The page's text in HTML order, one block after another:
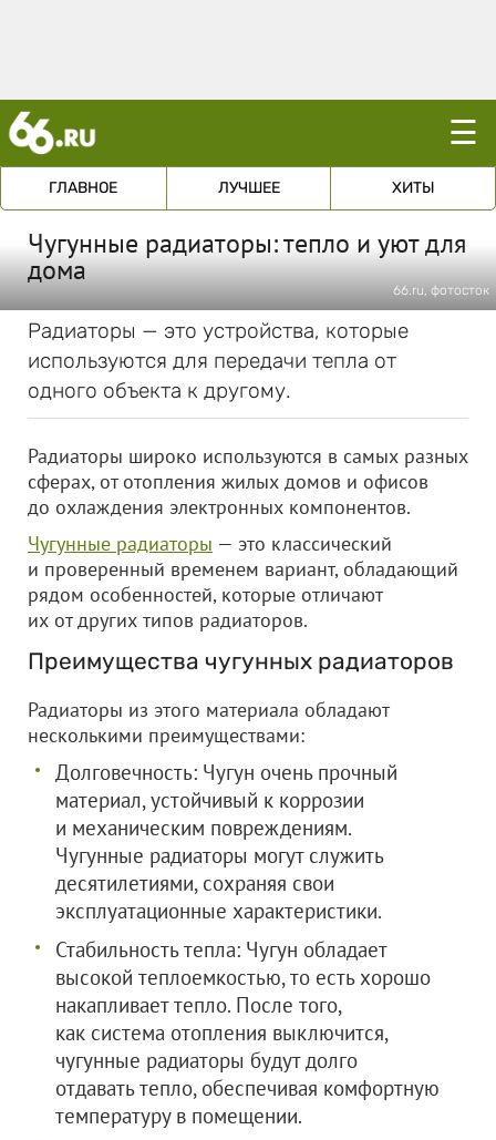
☰
ГЛАВНОЕ ЛУЧШЕЕ ХИТЫ
Чугунные радиаторы: тепло и уют для
дома
66.ru, фотосток
Радиаторы — это устройства, которые
используются для передачи тепла от
одного объекта к другому.
Радиаторы широко используются в самых разных
сферах, от отопления жилых домов и офисов
до охлаждения электронных компонентов.
Чугунные радиаторы — это классический
и проверенный временем вариант, обладающий
рядом особенностей, которые отличают
их от других типов радиаторов.
Преимущества чугунных радиаторов
Радиаторы из этого материала обладают
несколькими преимуществами:
Долговечность: Чугун очень прочный
материал, устойчивый к коррозии
и механическим повреждениям.
Чугунные радиаторы могут служить
десятилетиями, сохраняя свои
эксплуатационные характеристики.
Стабильность тепла: Чугун обладает
высокой теплоемкостью, то есть хорошо
накапливает тепло. После того,
как система отопления выключится,
чугунные радиаторы будут долго
отдавать тепло, обеспечивая комфортную
температуру в помещении.